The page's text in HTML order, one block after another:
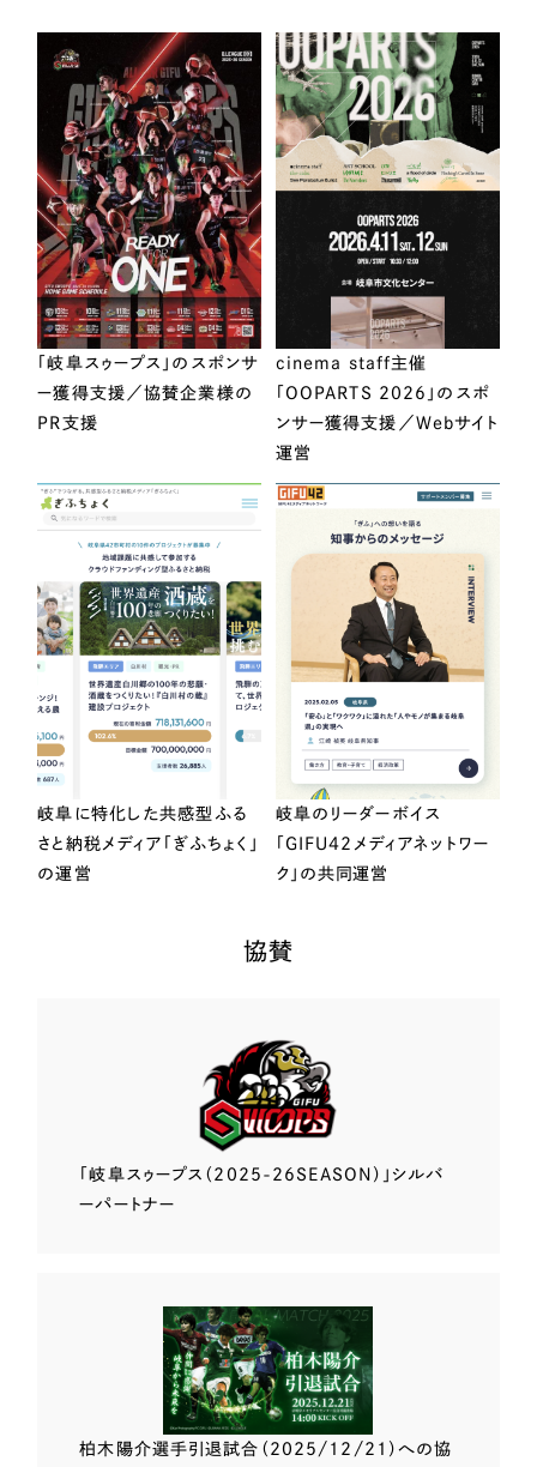
「岐阜スゥープス」のスポンサ
ー獲得支援／協賛企業様の
PR支援
cinema staff主催
「OOPARTS 2026」のスポ
ンサー獲得支援／Webサイト
運営
岐阜に特化した共感型ふる
さと納税メディア「ぎふちょく」
の運営
岐阜のリーダーボイス
「GIFU42メディアネットワー
ク」の共同運営
協賛
「岐阜スゥープス （2025-26SEASON）」 シルバ
ーパートナー
柏木陽介選手引退試合（2025/12/21）への協